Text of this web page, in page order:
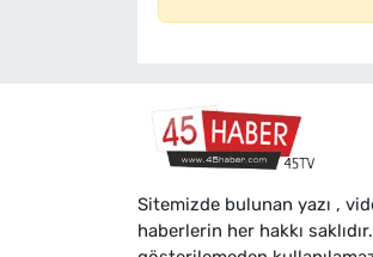
Sitemizde bulunan yazı ,
haberlerin her hakkı